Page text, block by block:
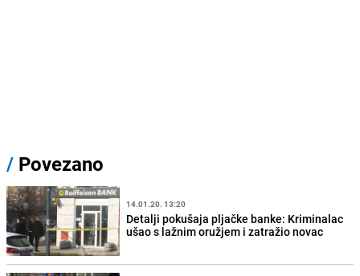
/ Povezano
14.01.20. 13:20
Detalji pokušaja pljačke banke: Kriminalac
ušao s lažnim oružjem i zatražio novac